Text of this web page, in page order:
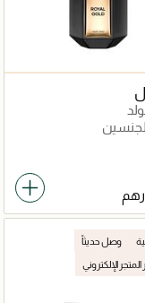
وصل حديثاً
الإلكتروني